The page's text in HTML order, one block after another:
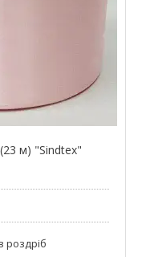
м) "Sindtex"
роздріб